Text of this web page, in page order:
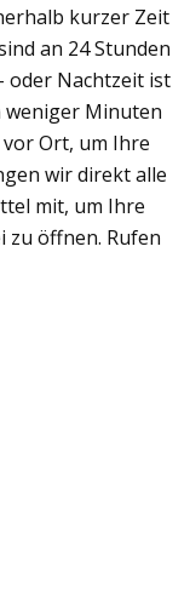
kurzer Zeit
an 24 Stunden
oder Nachtzeit ist
weniger Minuten
vor Ort, um Ihre
wir direkt alle
mit, um Ihre
zu öffnen. Rufen